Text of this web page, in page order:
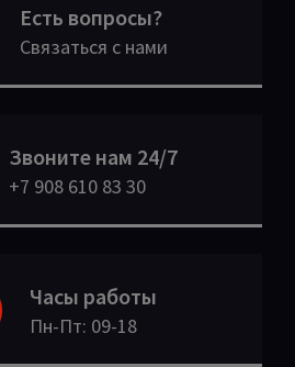
Есть вопросы?
Связаться с нами
Звоните нам 24/7
+7 908 610 83 30
Часы работы
Пн-Пт: 09-18